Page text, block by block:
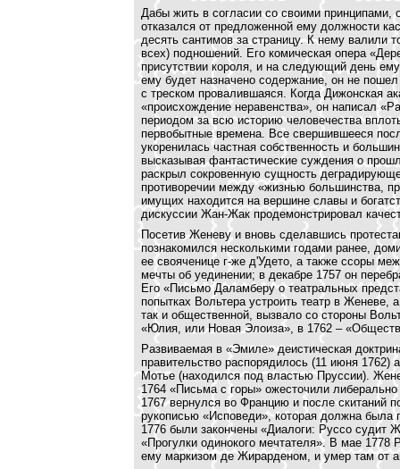
Дабы жить в согласии со своими принципами,
отказался от предложенной ему должности
десять сантимов за страницу. К нему валили
всех) подношений. Его комическая опера
присутствии короля, и на следующий день
ему будет назначено содержание, он не
с треском провалившаяся. Когда Дижонская
«происхождение неравенства», он написал
периодом за всю историю человечества
первобытные времена. Все свершившееся
укоренилась частная собственность и
высказывая фантастические суждения о
раскрыл сокровенную сущность
противоречии между «жизнью большинства,
имущих находится на вершине славы и
дискуссии Жан-Жак продемонстрировал
Посетив Женеву и вновь сделавшись
познакомился несколькими годами ранее,
ее свояченице г-же д'Удето, а также ссоры
мечты об уединении; в декабре 1757 он
Его «Письмо Даламберу о театральных
попытках Вольтера устроить театр в Женеве,
так и общественной, вызвало со стороны
«Юлия, или Новая Элоиза», в 1762 –
Развиваемая в «Эмиле» деистическая
правительство распорядилось (11 июня
Мотье (находился под властью Пруссии).
1764 «Письма с горы» ожесточили
1767 вернулся во Францию и после скитаний
рукописью «Исповеди», которая должна была
1776 были закончены «Диалоги: Руссо судит
«Прогулки одинокого мечтателя». В мае
ему маркизом де Жирарденом, и умер там от